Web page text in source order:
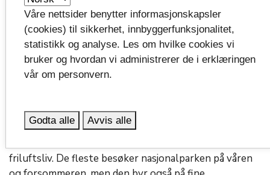
så vel som dykking, bading og fisking. Det er tillatt å
fiske og drive fangst, og i tareskogene er det et
mangfold av liv. Her finnes torsk, sei, lyr og flatfisk –
og selvsagt skjell, krabber og hummer. I
sommermånedene er det et yrende båtliv i
Kragerøskjærgården, med mange båtturister i
men både Stråholmen, holmene ellers og Stangnes på
fastlandet har mye besøk. Hele 22 landområder i
friluftsliv. De fleste besøker nasjonalparken på våren
Våre nettsider benytter informasjonskapsler
(cookies) til sikkerhet, innbyggerfunksjonalitet,
statistikk og analyse. Les om hvilke cookies vi
bruker og hvordan vi administrerer de i erklæringen
vår om personvern.
Godta alle Avvis alle